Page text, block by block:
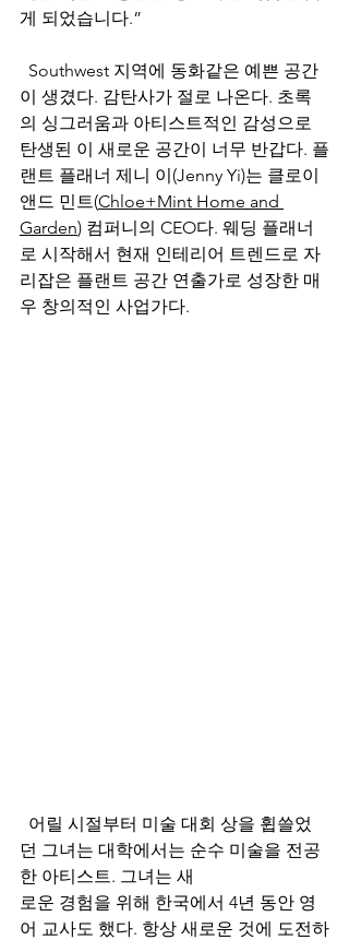
게 되었습니다.”
Southwest 지역에 동화같은 예쁜 공간
이 생겼다. 감탄사가 절로 나온다. 초록
의 싱그러움과 아티스트적인 감성으로
탄생된 이 새로운 공간이 너무 반갑다. 플
랜트 플래너 제니 이(Jenny Yi)는 클로이
앤드 민트(Chloe+Mint Home and
Garden) 컴퍼니의 CEO다. 웨딩 플래너
로 시작해서 현재 인테리어 트렌드로 자
리잡은 플랜트 공간 연출가로 성장한 매
우 창의적인 사업가다.
어릴 시절부터 미술 대회 상을 휩쓸었
던 그녀는 대학에서는 순수 미술을 전공
한 아티스트. 그녀는 새
로운 경험을 위해 한국에서 4년 동안 영
어 교사도 했다. 항상 새로운 것에 도전하